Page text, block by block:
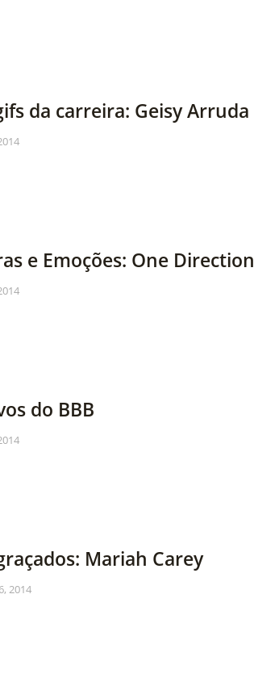
da carreira: Geisy Arruda
e Emoções: One Direction
do BBB
Mariah Carey
2014